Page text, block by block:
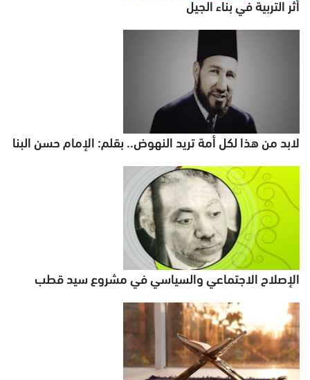
أثر التربية في بناء الجيل
لابد من هذا لكل أمة تريد النهوض.. بقلم: الإمام حسن البنا
الإصلاح الاجتماعي والسياسي في مشروع سيد قطب